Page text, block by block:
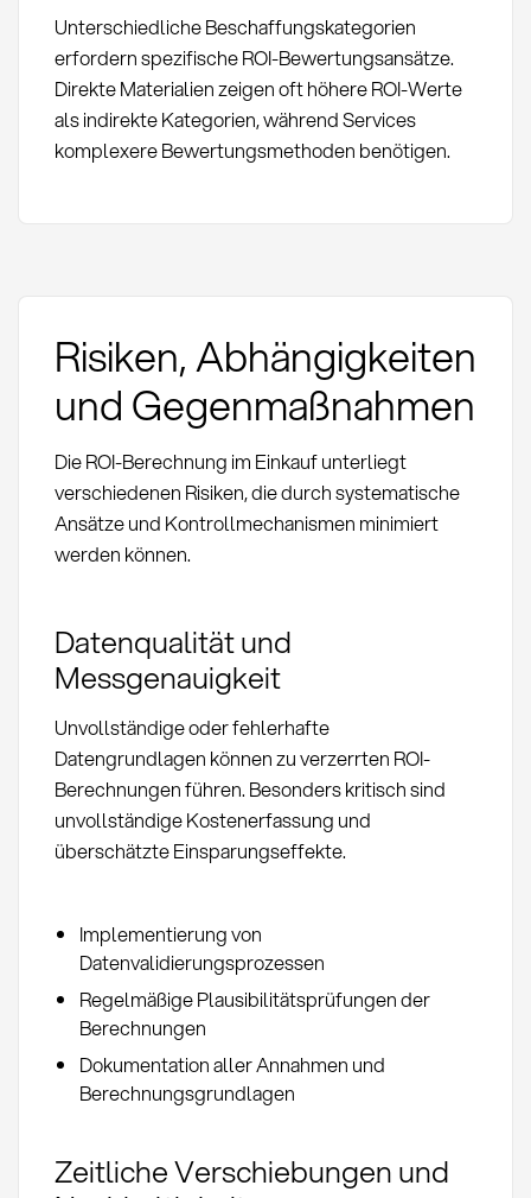
Unterschiedliche Beschaffungskategorien
erfordern spezifische ROI-Bewertungsansätze.
Direkte Materialien zeigen oft höhere ROI-Werte
als indirekte Kategorien, während Services
komplexere Bewertungsmethoden benötigen.
Risiken, Abhängigkeiten
und Gegenmaßnahmen
Die ROI-Berechnung im Einkauf unterliegt
verschiedenen Risiken, die durch systematische
Ansätze und Kontrollmechanismen minimiert
werden können.
Datenqualität und
Messgenauigkeit
Unvollständige oder fehlerhafte
Datengrundlagen können zu verzerrten ROI-
Berechnungen führen. Besonders kritisch sind
unvollständige Kostenerfassung und
überschätzte Einsparungseffekte.
Implementierung von
Datenvalidierungsprozessen
Regelmäßige Plausibilitätsprüfungen der
Berechnungen
Dokumentation aller Annahmen und
Berechnungsgrundlagen
Zeitliche Verschiebungen und